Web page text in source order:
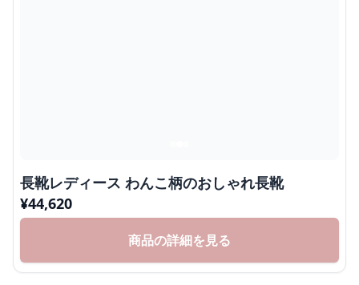
長靴レディース わんこ柄のおしゃれ長靴
¥44,620
商品の詳細を見る